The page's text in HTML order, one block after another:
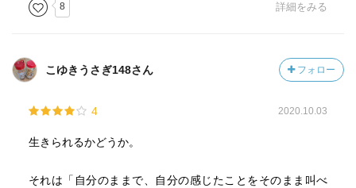
8 詳細をみる
こゆきうさぎ148さん フォロー
4 2020.10.03
生きられるかどうか。
それは「自分のままで、自分の感じたことをそのまま叫べ